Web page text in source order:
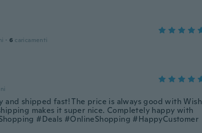
· 6 caricamenti
and shipped fast! The price is always good with Wish
makes it super nice. Completely happy with
#Deals #OnlineShopping #HappyCustomer